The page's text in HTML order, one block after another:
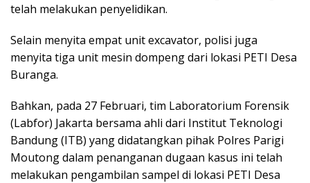
telah melakukan penyelidikan.
Selain menyita empat unit excavator, polisi juga
menyita tiga unit mesin dompeng dari lokasi PETI Desa
Buranga.
Bahkan, pada 27 Februari, tim Laboratorium Forensik
(Labfor) Jakarta bersama ahli dari Institut Teknologi
Bandung (ITB) yang didatangkan pihak Polres Parigi
Moutong dalam penanganan dugaan kasus ini telah
melakukan pengambilan sampel di lokasi PETI Desa